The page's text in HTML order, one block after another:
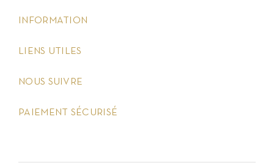
INFORMATION
LIENS UTILES
NOUS SUIVRE
PAIEMENT SÉCURISÉ